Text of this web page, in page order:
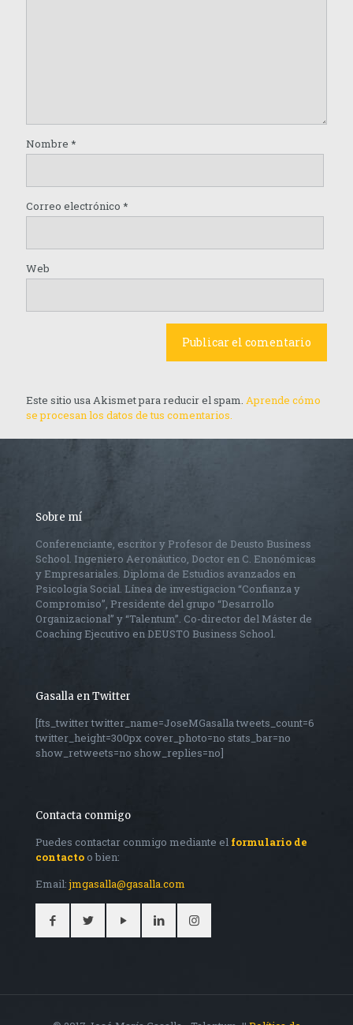
Nombre *
Correo electrónico *
Web
Este sitio usa Akismet para reducir el spam. Aprende cómo
se procesan los datos de tus comentarios.
Sobre mí
Conferenciante, escritor y Profesor de Deusto Business
School. Ingeniero Aeronáutico, Doctor en C. Enonómicas
y Empresariales. Diploma de Estudios avanzados en
Psicología Social. Línea de investigacion “Confianza y
Compromiso”, Presidente del grupo “Desarrollo
Organizacional” y “Talentum”. Co-director del Máster de
Coaching Ejecutivo en DEUSTO Business School.
Gasalla en Twitter
[fts_twitter twitter_name=JoseMGasalla tweets_count=6
twitter_height=300px cover_photo=no stats_bar=no
show_retweets=no show_replies=no]
Contacta conmigo
Puedes contactar conmigo mediante el formulario de
contacto o bien:
Email:jmgasalla@gasalla.com